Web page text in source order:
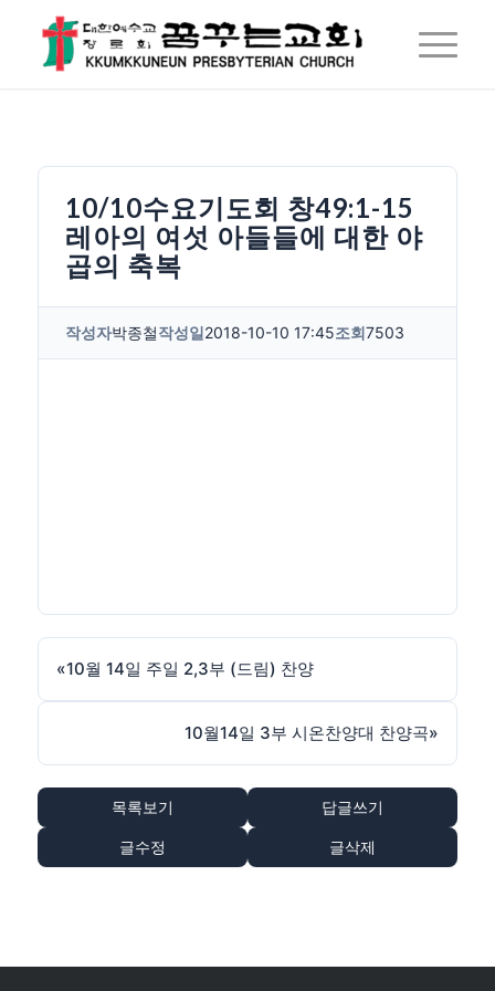
10/10수요기도회 창49:1-15
레아의 여섯 아들들에 대한 야
곱의 축복
작성자박종철작성일2018-10-10 17:45조회7503
«10월 14일 주일 2,3부 (드림) 찬양
10월14일 3부 시온찬양대 찬양곡»
목록보기 답글쓰기
글수정 글삭제